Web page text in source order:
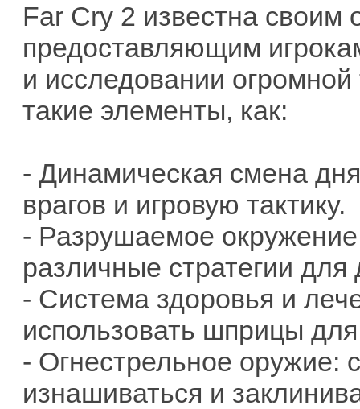
Far Cry 2 известна
предоставляющим
и исследовании
такие элементы, как:
- Динамическая смена
врагов и игровую тактику.
- Разрушаемое
различные стратегии
- Система здоровья и
использовать шприцы
- Огнестрельное оружие:
изнашиваться и